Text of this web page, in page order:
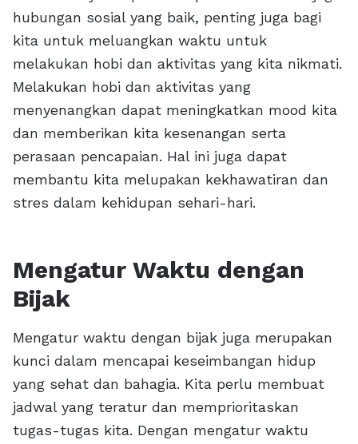
hubungan sosial yang baik, penting juga bagi
kita untuk meluangkan waktu untuk
melakukan hobi dan aktivitas yang kita nikmati.
Melakukan hobi dan aktivitas yang
menyenangkan dapat meningkatkan mood kita
dan memberikan kita kesenangan serta
perasaan pencapaian. Hal ini juga dapat
membantu kita melupakan kekhawatiran dan
stres dalam kehidupan sehari-hari.
Mengatur Waktu dengan
Bijak
Mengatur waktu dengan bijak juga merupakan
kunci dalam mencapai keseimbangan hidup
yang sehat dan bahagia. Kita perlu membuat
jadwal yang teratur dan memprioritaskan
tugas-tugas kita. Dengan mengatur waktu